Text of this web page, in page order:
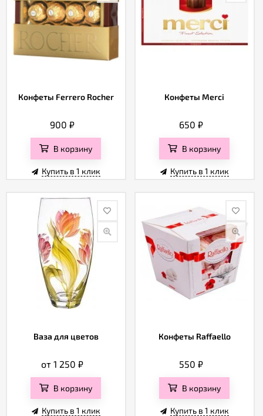
Конфеты Ferrero Rocher
900₽
В корзину
Купить в 1 клик
Конфеты Merci
650 ₽
В корзину
Купить в 1 клик
Ваза для цветов
от 1 250₽
В корзину
Купить в 1 клик
Конфеты Raffaello
550 ₽
В корзину
Купить в 1 клик